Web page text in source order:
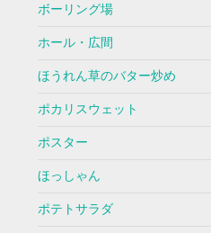
ボーリング場
ホール・広間
ほうれん草のバター炒め
ポカリスウェット
ポスター
ほっしゃん
ポテトサラダ